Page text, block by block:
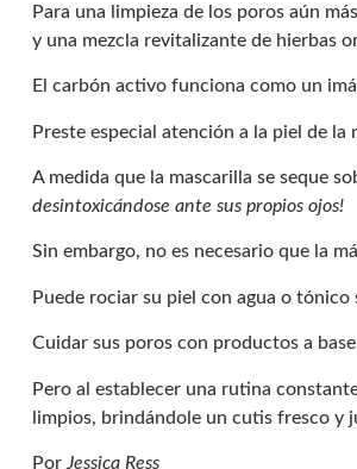
Para una limpieza de los poros aún
y una mezcla revitalizante de hierbas
El carbón activo funciona como un
Preste especial atención a la piel de
A medida que la mascarilla se seque
desintoxicándose ante sus propios ojos!
Sin embargo, no es necesario que la
Puede rociar su piel con agua o
Cuidar sus poros con productos a
Pero al establecer una rutina
limpios, brindándole un cutis fresco y
Por Jessica Ress